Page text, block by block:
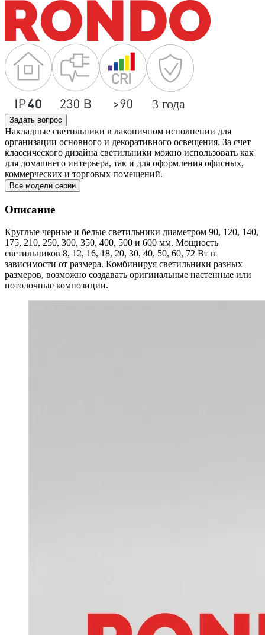
Задать вопрос
Накладные светильники в лаконичном исполнении для
организации основного и декоративного освещения. За счет
классического дизайна светильники можно использовать как
для домашнего интерьера, так и для оформления офисных,
коммерческих и торговых помещений.
Все модели серии
Описание
Круглые черные и белые светильники диаметром 90, 120, 140,
175, 210, 250, 300, 350, 400, 500 и 600 мм. Мощность
светильников 8, 12, 16, 18, 20, 30, 40, 50, 60, 72 Вт в
зависимости от размера. Комбинируя светильники разных
размеров, возможно создавать оригинальные настенные или
потолочные композиции.